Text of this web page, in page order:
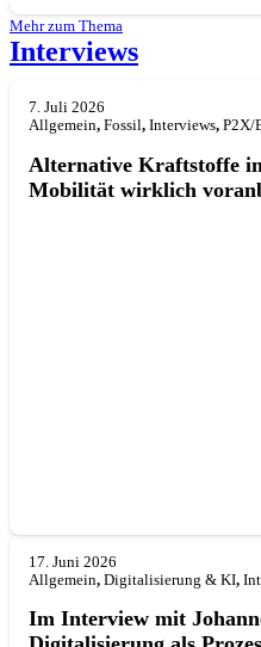
Mehr zum Thema
Interviews
7. Juli 2026
Allgemein, Fossil, Interviews, P2X/
Alternative Kraftstoffe
Mobilität wirklich
17. Juni 2026
Allgemein, Digitalisierung & KI,
Im Interview mit